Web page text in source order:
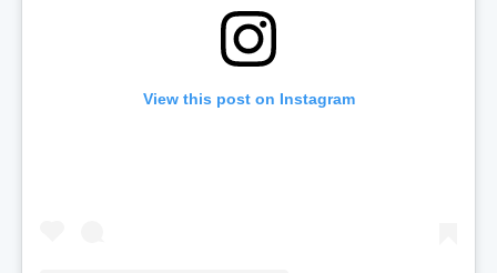
View this post on Instagram